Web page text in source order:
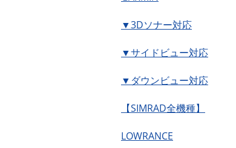
▼3Dソナー対応
▼サイドビュー対応
▼ダウンビュー対応
【SIMRAD全機種】
LOWRANCE